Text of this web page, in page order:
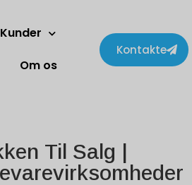
Kunder
Om os
Kontakte
Til Salg |